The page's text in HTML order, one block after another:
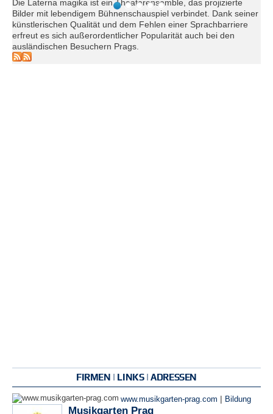
Die Laterna magika ist ein Theaterensemble, das projizierte
Bilder mit lebendigem Bühnenschauspiel verbindet. Dank seiner
künstlerischen Qualität und dem Fehlen einer Sprachbarriere
erfreut es sich außerordentlicher Popularität auch bei den
ausländischen Besuchern Prags.
FIRMEN | LINKS | ADRESSEN
www.musikgarten-prag.com | Bildung
Musikgarten Prag